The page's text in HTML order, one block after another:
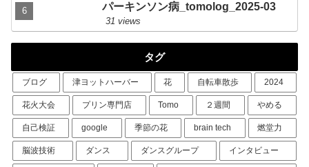
パーキンソン病_tomolog_2025-03
31 views
タグ
ブログ 津ヨットハーバー 花 自転車散歩 2024
花火大会 プリン専門店 Tomo ２週間 やめる
自己検証 google 季節の花 brain tech 燃堂力
脳波技術 ダンス ダンスグループ インタビュー